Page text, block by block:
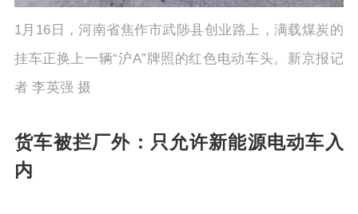
1月16日，河南省焦作市武陟县创业路上，满载煤炭的
挂车正换上一辆“沪A”牌照的红色电动车头。新京报记
者 李英强 摄
货车被拦厂外：只允许新能源电动车入
内